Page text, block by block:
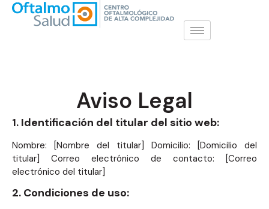
Aviso Legal
1. Identificación del titular del sitio web:
Nombre: [Nombre del titular] Domicilio: [Domicilio del
titular] Correo electrónico de contacto: [Correo
electrónico del titular]
2. Condiciones de uso: